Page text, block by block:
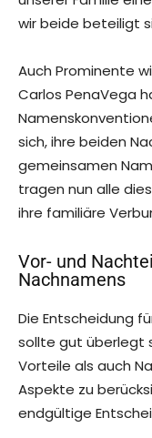
wir beide beteiligt
Auch Prominente
Carlos PenaVega
sich, ihre beiden
gemeinsamen
tragen nun alle
ihre familiäre
Vor- und
Nachnamens
Die Entscheidung
sollte gut überlegt
Vorteile als auch
Aspekte zu
endgültige